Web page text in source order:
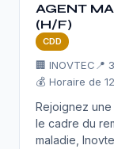
AGENT
(H/F)
CDD
🏢 INOVTEC 📍
💰 Horaire de
Rejoignez
le cadre du
maladie,